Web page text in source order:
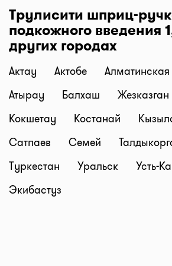
аптеки Mega Pharm, Аптеки
(Аптеки Низких Цен), Гиппократ,
обновлениями!
Все аптеки Казахстана с
только на I-teka.kz!
Трулисити шприц-
подкожного
других городах
Актау Актобе Алматинская
Атырау
Балхаш Жезказган
Кокшетау
Костанай
Сатпаев
Семей
Туркестан
Уральск Усть-
Экибастуз